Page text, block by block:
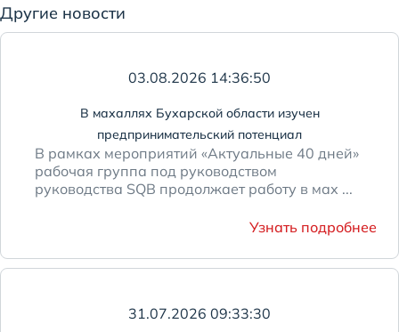
Другие новости
03.08.2026 14:36:50
В махаллях Бухарской области изучен
предпринимательский потенциал
В рамках мероприятий «Актуальные 40 дней»
рабочая группа под руководством
руководства SQB продолжает работу в мах ...
Узнать подробнее
31.07.2026 09:33:30